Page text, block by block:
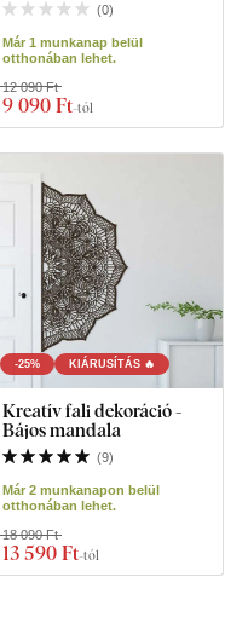
(0)
Már 1 munkanap belül
otthonában lehet.
9 090 Ft-tól
12 090 Ft
-25% KIÁRUSÍTÁS 🔥
Kreatív fali dekoráció -
Bájos mandala
(9)
Már 2 munkanapon belül
otthonában lehet.
13 590 Ft-tól
18 090 Ft